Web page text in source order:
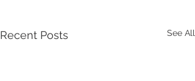
Recent Posts See All